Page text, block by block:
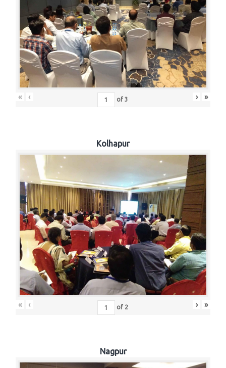
« ‹ of3 › »
Kolhapur
« ‹ of 2 › »
Nagpur